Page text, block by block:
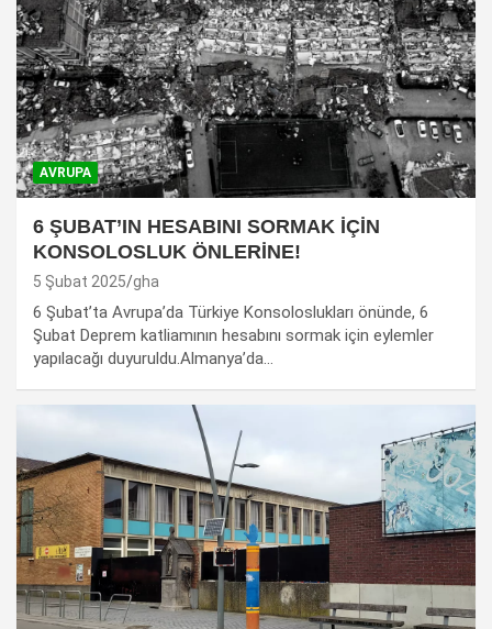
AVRUPA
6 ŞUBAT’IN HESABINI SORMAK İÇİN
KONSOLOSLUK ÖNLERİNE!
5 Şubat 2025 gha
6 Şubat’ta Avrupa’da Türkiye Konsoloslukları önünde, 6
Şubat Deprem katliamının hesabını sormak için eylemler
yapılacağı duyuruldu.Almanya’da…